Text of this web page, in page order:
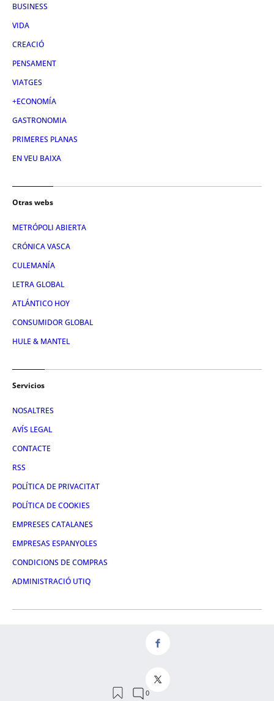
BUSINESS
VIDA
CREACIÓ
PENSAMENT
VIATGES
+ECONOMÍA
GASTRONOMIA
PRIMERES PLANAS
EN VEU BAIXA
Otras webs
METRÓPOLI ABIERTA
CRÓNICA VASCA
CULEMANÍA
LETRA GLOBAL
ATLÁNTICO HOY
CONSUMIDOR GLOBAL
HULE & MANTEL
Servicios
NOSALTRES
AVÍS LEGAL
CONTACTE
RSS
POLÍTICA DE PRIVACITAT
POLÍTICA DE COOKIES
EMPRESES CATALANES
EMPRESAS ESPANYOLES
CONDICIONS DE COMPRAS
ADMINISTRACIÓ UTIQ